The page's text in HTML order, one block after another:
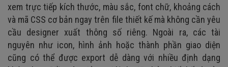
xem trực tiếp kích thước, màu sắc, font chữ, khoảng cách
và mã CSS cơ bản ngay trên file thiết kế mà không cần yêu
cầu designer xuất thông số riêng. Ngoài ra, các tài
nguyên như icon, hình ảnh hoặc thành phần giao diện
cũng có thể được export dễ dàng với nhiều định dạng